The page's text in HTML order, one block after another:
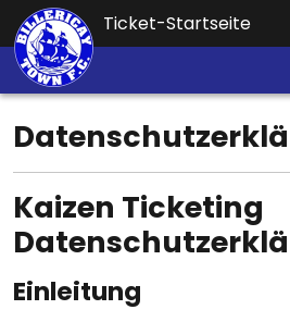
Ticket-Startseite
Kaizen Ticketing
Einleitung